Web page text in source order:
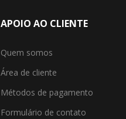
APOIO AO CLIENTE
Quem somos
Área de cliente
Métodos de pagamento
Formulário de contato